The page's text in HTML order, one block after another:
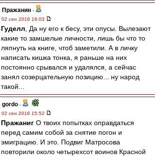
Пражанин -
02 сен 2016 16:03
Гуделл , Да ну его к бесу, эти опусы. Вылезают
какие то замшелые личности, лишь бы что то
ляпнуть на книге, чтоб заметили. А в личку
написать кишка тонка, я раньше на них
постоянно срывался и удалялся, а сейчас
занял созерцательную позицию... ну народ
такой...
gordo -
02 сен 2016 15:52
Пражаниг О твоих попытках оправдаться
перед самим собой за снятие погон и
эмиграцию. И это. Подвиг Матросова
повторили около четырехсот воинов Красной